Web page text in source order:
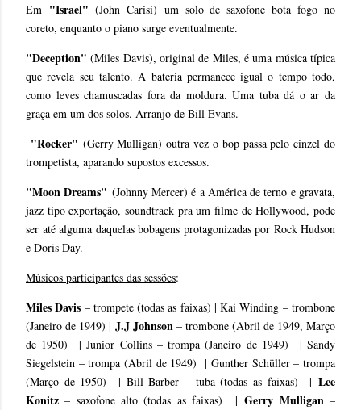
Em "Israel" (John Carisi) um solo de saxofone bota fogo no
coreto, enquanto o piano surge eventualmente.
"Deception" (Miles Davis), original de Miles, é uma música típica
que revela seu talento. A bateria permanece igual o tempo todo,
como leves chamuscadas fora da moldura. Uma tuba dá o ar da
graça em um dos solos. Arranjo de Bill Evans.
"Rocker" (Gerry Mulligan) outra vez o bop passa pelo cinzel do
trompetista, aparando supostos excessos.
"Moon Dreams" (Johnny Mercer) é a América de terno e gravata,
jazz tipo exportação, soundtrack pra um filme de Hollywood, pode
ser até alguma daquelas bobagens protagonizadas por Rock Hudson
e Doris Day.
Músicos participantes das sessões:
Miles Davis – trompete (todas as faixas) | Kai Winding – trombone
(Janeiro de 1949) | J.J Johnson – trombone (Abril de 1949, Março
de 1950) | Junior Collins – trompa (Janeiro de 1949) | Sandy
Siegelstein – trompa (Abril de 1949) | Gunther Schüller – trompa
(Março de 1950) | Bill Barber – tuba (todas as faixas) | Lee
Konitz – saxofone alto (todas as faixas) |Gerry Mulligan–